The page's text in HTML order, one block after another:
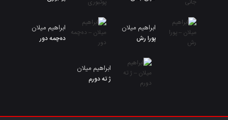
ابراهیم میلان
پورا رش
ابراهیم میلان
دەچمە دور
ابراهیم میلان
ژ ته دورم